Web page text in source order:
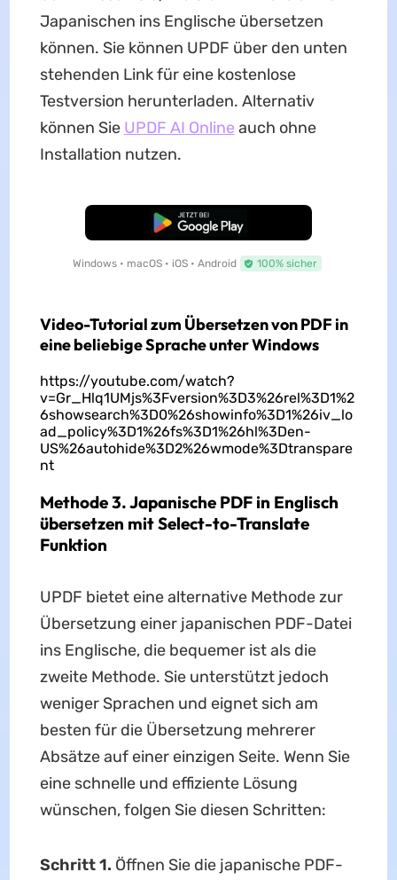
Japanischen ins Englische übersetzen
können. Sie können UPDF über den unten
stehenden Link für eine kostenlose
Testversion herunterladen. Alternativ
können Sie UPDF AI Online auch ohne
Installation nutzen.
Kostenloser Download
Windows • macOS • iOS • Android 100% sicher
Video-Tutorial zum Übersetzen von PDF in
eine beliebige Sprache unter Windows
https://youtube.com/watch?
v=Gr_Hlq1UMjs%3Fversion%3D3%26rel%3D1%2
6showsearch%3D0%26showinfo%3D1%26iv_lo
ad_policy%3D1%26fs%3D1%26hl%3Den-
US%26autohide%3D2%26wmode%3Dtranspare
nt
Methode 3. Japanische PDF in Englisch
übersetzen mit Select-to-Translate
Funktion
UPDF bietet eine alternative Methode zur
Übersetzung einer japanischen PDF-Datei
ins Englische, die bequemer ist als die
zweite Methode. Sie unterstützt jedoch
weniger Sprachen und eignet sich am
besten für die Übersetzung mehrerer
Absätze auf einer einzigen Seite. Wenn Sie
eine schnelle und effiziente Lösung
wünschen, folgen Sie diesen Schritten:
Schritt 1. Öffnen Sie die japanische PDF-